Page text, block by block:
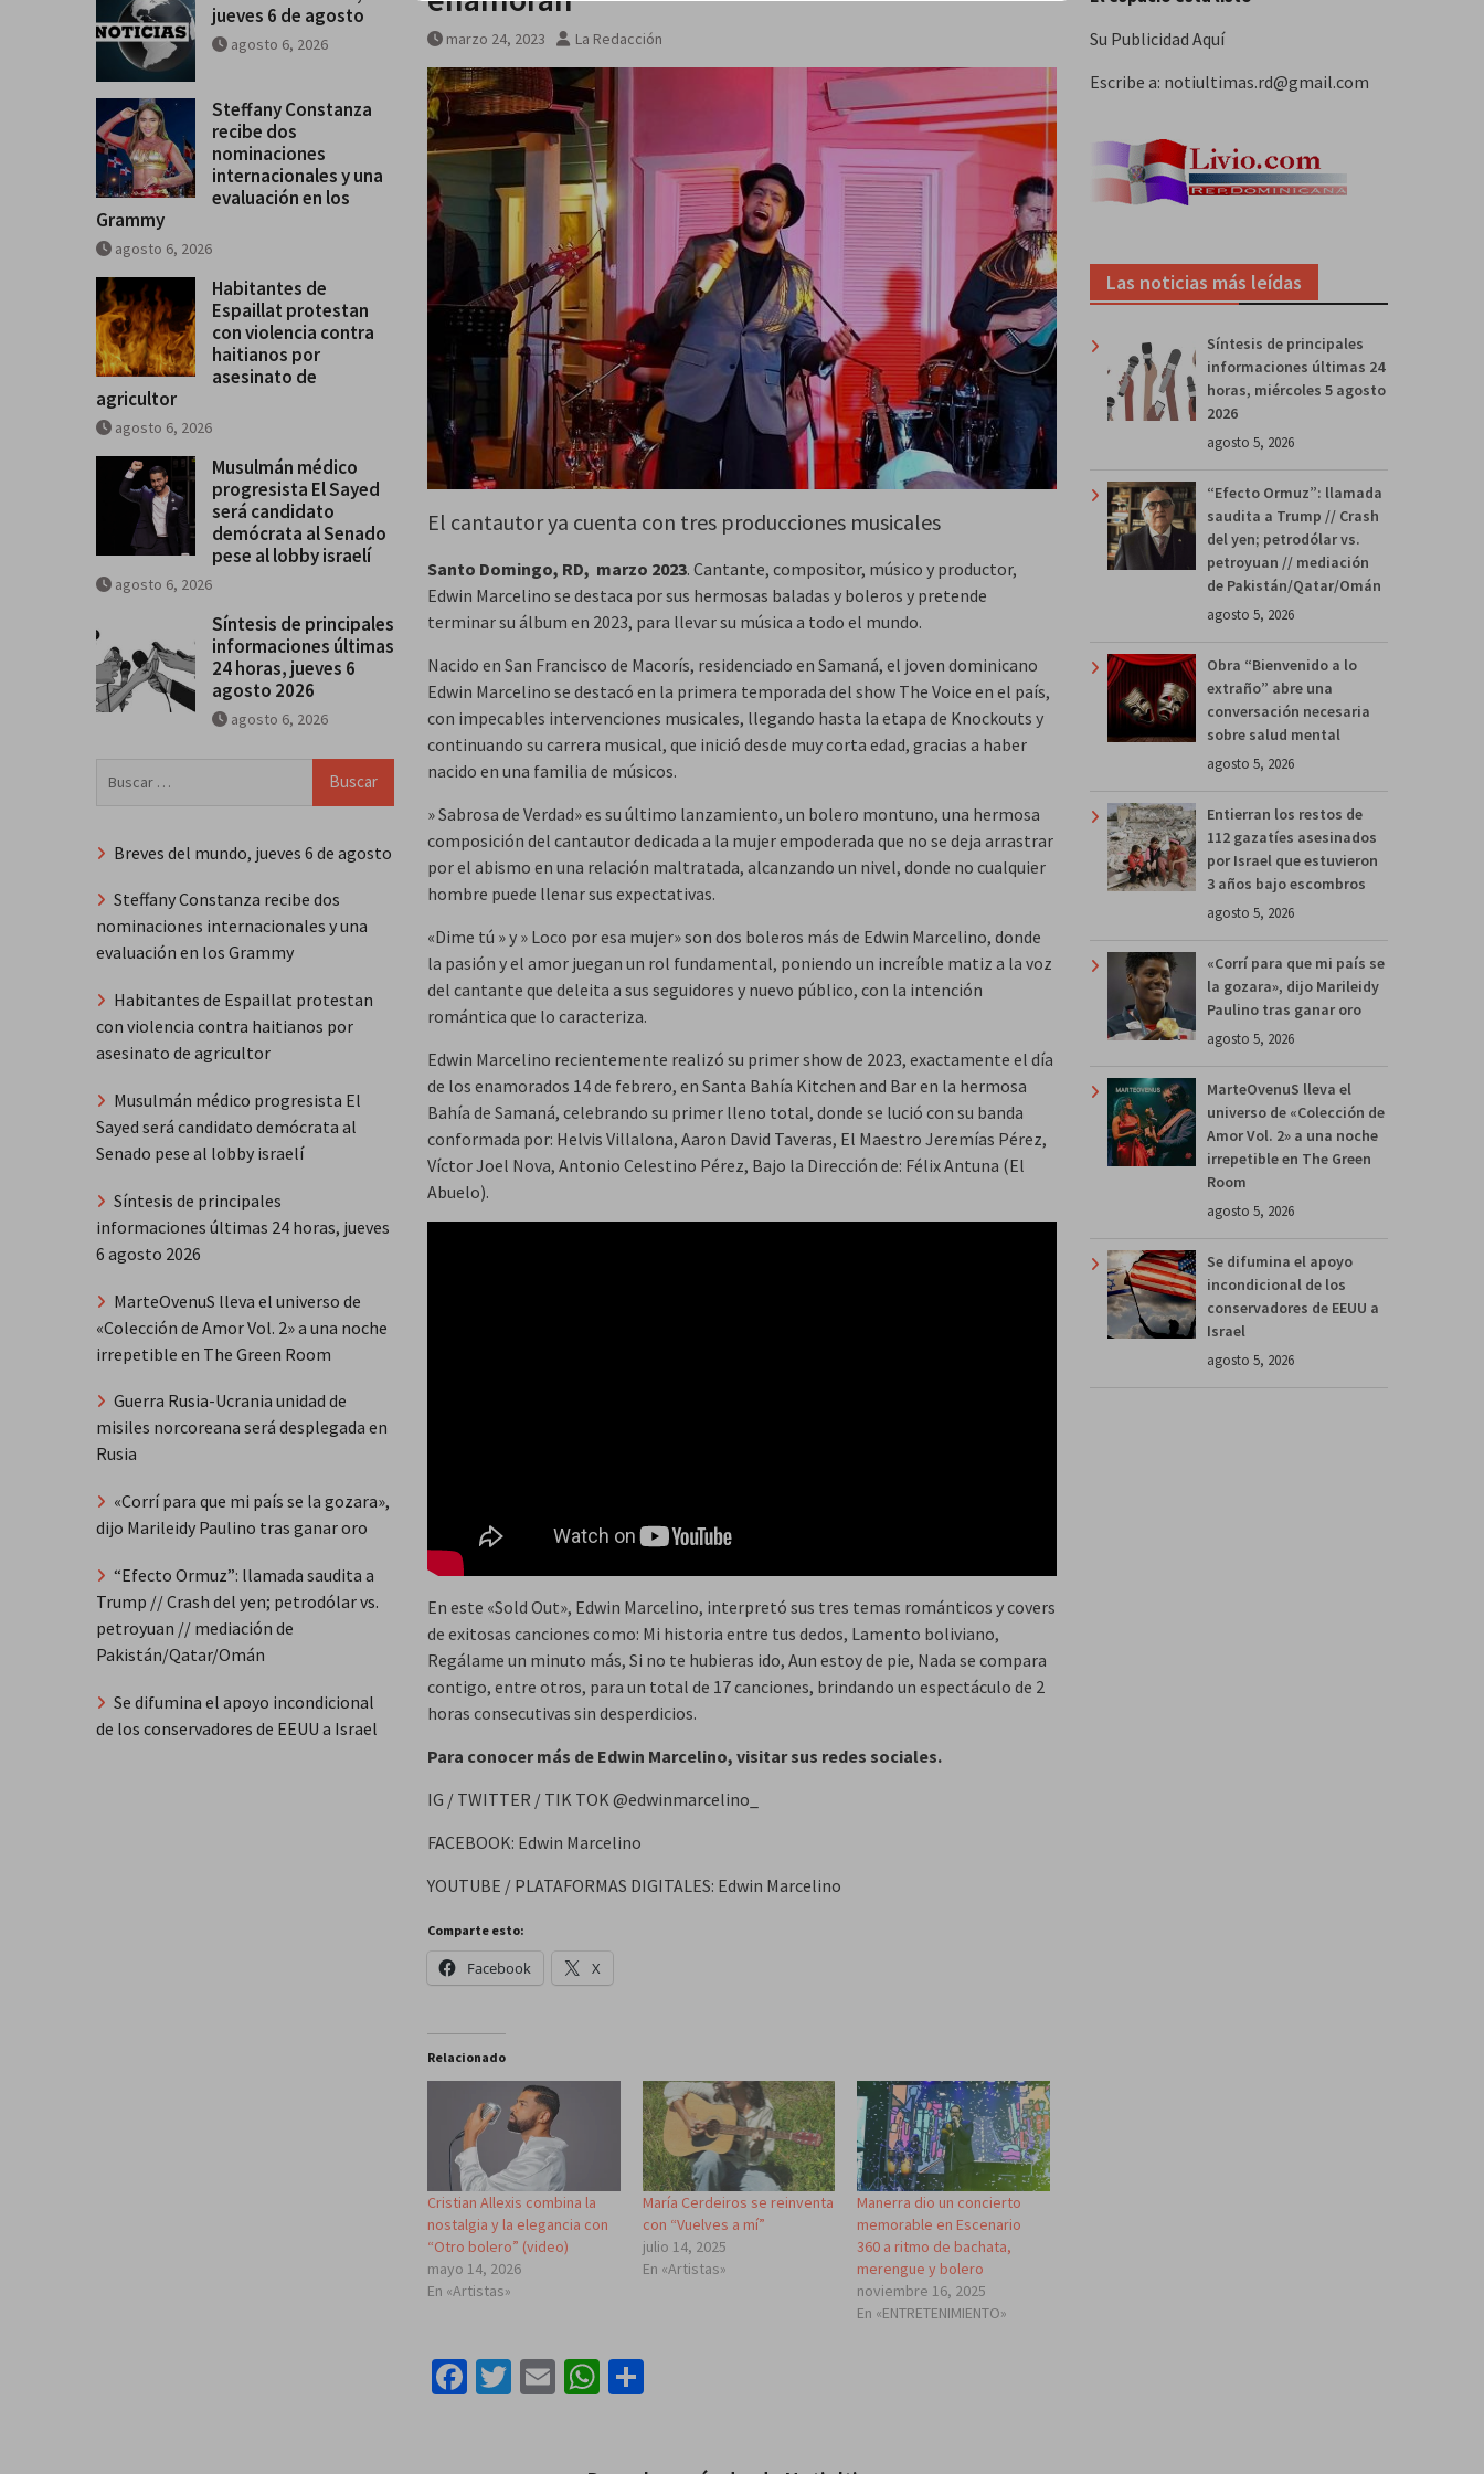
marzo 24, 2023 La Redacción
El cantautor ya cuenta con tres producciones musicales
Santo Domingo, RD, marzo 2023. Cantante, compositor, músico y productor,
Edwin Marcelino se destaca por sus hermosas baladas y boleros y pretende
terminar su álbum en 2023, para llevar su música a todo el mundo.
Nacido en San Francisco de Macorís, residenciado en Samaná, el joven dominicano
Edwin Marcelino se destacó en la primera temporada del show The Voice en el país,
con impecables intervenciones musicales, llegando hasta la etapa de Knockouts y
continuando su carrera musical, que inició desde muy corta edad, gracias a haber
nacido en una familia de músicos.
» Sabrosa de Verdad» es su último lanzamiento, un bolero montuno, una hermosa
composición del cantautor dedicada a la mujer empoderada que no se deja arrastrar
por el abismo en una relación maltratada, alcanzando un nivel, donde no cualquier
hombre puede llenar sus expectativas.
«Dime tú » y » Loco por esa mujer» son dos boleros más de Edwin Marcelino, donde
la pasión y el amor juegan un rol fundamental, poniendo un increíble matiz a la voz
del cantante que deleita a sus seguidores y nuevo público, con la intención
romántica que lo caracteriza.
Edwin Marcelino recientemente realizó su primer show de 2023, exactamente el día
de los enamorados 14 de febrero, en Santa Bahía Kitchen and Bar en la hermosa
Bahía de Samaná, celebrando su primer lleno total, donde se lució con su banda
conformada por: Helvis Villalona, Aaron David Taveras, El Maestro Jeremías Pérez,
Víctor Joel Nova, Antonio Celestino Pérez, Bajo la Dirección de: Félix Antuna (El
Abuelo).
En este «Sold Out», Edwin Marcelino, interpretó sus tres temas románticos y covers
de exitosas canciones como: Mi historia entre tus dedos, Lamento boliviano,
Regálame un minuto más, Si no te hubieras ido, Aun estoy de pie, Nada se compara
contigo, entre otros, para un total de 17 canciones, brindando un espectáculo de 2
horas consecutivas sin desperdicios.
Para conocer más de Edwin Marcelino, visitar sus redes sociales.
IG / TWITTER / TIK TOK @edwinmarcelino_
FACEBOOK: Edwin Marcelino
YOUTUBE / PLATAFORMAS DIGITALES: Edwin Marcelino
Comparte esto:
Facebook X
Relacionado
Cristian Allexis combina la
nostalgia y la elegancia con
“Otro bolero” (video)
mayo 14, 2026
En «Artistas»
María Cerdeiros se reinventa
con “Vuelves a mí”
julio 14, 2025
En «Artistas»
Manerra dio un concierto
memorable en Escenario
360 a ritmo de bachata,
merengue y bolero
noviembre 16, 2025
En «ENTRETENIMIENTO»
Facebook
Twitter
EmailWhatsApp
Su Publicidad Aquí
Escribe a: notiultimas.rd@gmail.com
Las noticias más leídas
Síntesis de principales
informaciones últimas 24
horas, miércoles 5 agosto
2026
agosto 5, 2026
“Efecto Ormuz”: llamada
saudita a Trump // Crash
del yen; petrodólar vs.
petroyuan // mediación
de Pakistán/Qatar/Omán
agosto 5, 2026
Obra “Bienvenido a lo
extraño” abre una
conversación necesaria
sobre salud mental
agosto 5, 2026
Entierran los restos de
112 gazatíes asesinados
por Israel que estuvieron
3 años bajo escombros
agosto 5, 2026
«Corrí para que mi país se
la gozara», dijo Marileidy
Paulino tras ganar oro
agosto 5, 2026
MarteOvenuS lleva el
universo de «Colección de
Amor Vol. 2» a una noche
irrepetible en The Green
Room
agosto 5, 2026
Se difumina el apoyo
incondicional de los
conservadores de EEUU a
Israel
agosto 5, 2026
jueves 6 de agosto
agosto 6, 2026
Steffany Constanza
recibe dos
nominaciones
internacionales y una
evaluación en los
Grammy
agosto 6, 2026
Habitantes de
Espaillat protestan
con violencia contra
haitianos por
asesinato de
agricultor
agosto 6, 2026
Musulmán médico
progresista El Sayed
será candidato
demócrata al Senado
pese al lobby israelí
agosto 6, 2026
Síntesis de principales
informaciones últimas
24 horas, jueves 6
agosto 2026
agosto 6, 2026
Breves del mundo, jueves 6 de agosto
Steffany Constanza recibe dos
nominaciones internacionales y una
evaluación en los Grammy
Habitantes de Espaillat protestan
con violencia contra haitianos por
asesinato de agricultor
Musulmán médico progresista El
Sayed será candidato demócrata al
Senado pese al lobby israelí
Síntesis de principales
informaciones últimas 24 horas, jueves
6 agosto 2026
MarteOvenuS lleva el universo de
«Colección de Amor Vol. 2» a una noche
irrepetible en The Green Room
Guerra Rusia-Ucrania unidad de
misiles norcoreana será desplegada en
Rusia
«Corrí para que mi país se la gozara»,
dijo Marileidy Paulino tras ganar oro
“Efecto Ormuz”: llamada saudita a
Trump // Crash del yen; petrodólar vs.
petroyuan // mediación de
Pakistán/Qatar/Omán
Se difumina el apoyo incondicional
de los conservadores de EEUU a Israel